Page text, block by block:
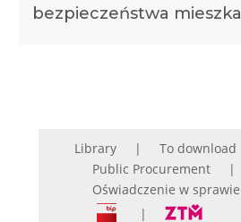
bezpieczeństwa
Library
To download
Public Procurement
Oświadczenie w